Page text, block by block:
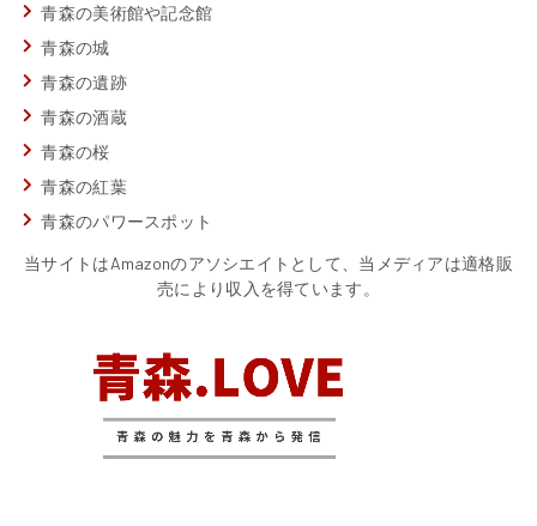
青森の美術館や記念館
青森の城
青森の遺跡
青森の酒蔵
青森の桜
青森の紅葉
青森のパワースポット
当サイトはAmazonのアソシエイトとして、当メディアは適格販
売により収入を得ています。